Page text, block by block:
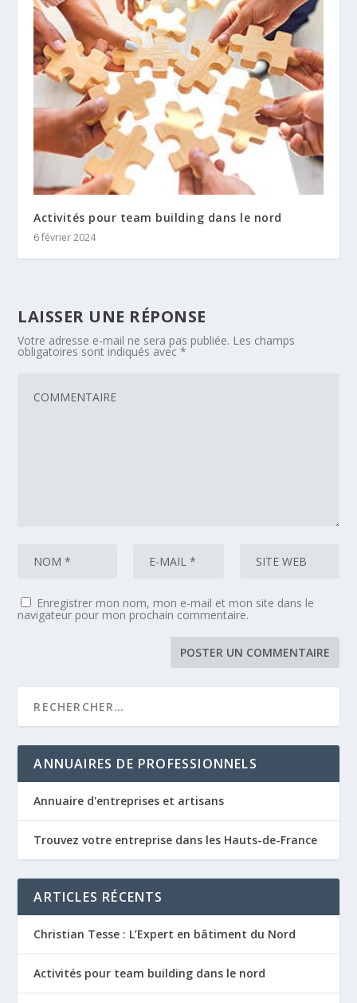
Activités pour team building dans le nord
6 février 2024
LAISSER UNE RÉPONSE
Votre adresse e-mail ne sera pas publiée. Les champs
obligatoires sont indiqués avec*
Enregistrer mon nom, mon e-mail et mon site dans le
navigateur pour mon prochain commentaire.
ANNUAIRES DE PROFESSIONNELS
Annuaire d'entreprises et artisans
Trouvez votre entreprise dans les Hauts-de-France
ARTICLES RÉCENTS
Christian Tesse : L’Expert en bâtiment du Nord
Activités pour team building dans le nord